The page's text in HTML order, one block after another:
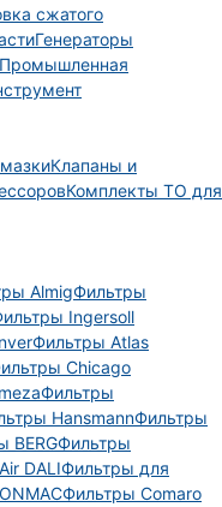
сжатого
Генераторы
Промышленная
Клапаны и
Комплекты ТО для
AlmigФильтры
Ingersoll
Фильтры Atlas
Chicago
Фильтры
HansmannФильтры
BERGФильтры
DALIФильтры для
Фильтры Comaro